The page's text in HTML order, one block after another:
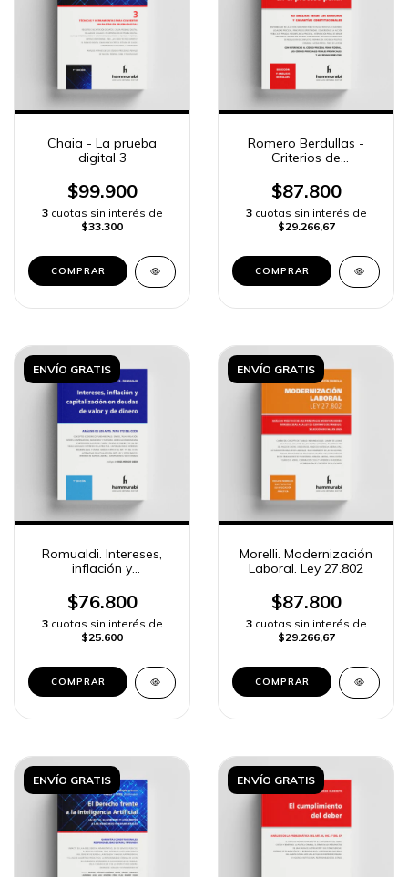
Chaia - La prueba
digital 3
$99.900
3 cuotas sin interés de
$33.300
COMPRAR
Romero Berdullas -
Criterios de
proceso penal. 2a ed.
$87.800
3 cuotas sin interés de
$29.266,67
COMPRAR
ENVÍO GRATIS
Romualdi. Intereses,
inflación y
deudas de valor y de
dinero
$76.800
3 cuotas sin interés de
$25.600
COMPRAR
ENVÍO GRATIS
Morelli. Modernización
Laboral. Ley 27.802
$87.800
3 cuotas sin interés de
$29.266,67
COMPRAR
ENVÍO GRATIS ENVÍO GRATIS